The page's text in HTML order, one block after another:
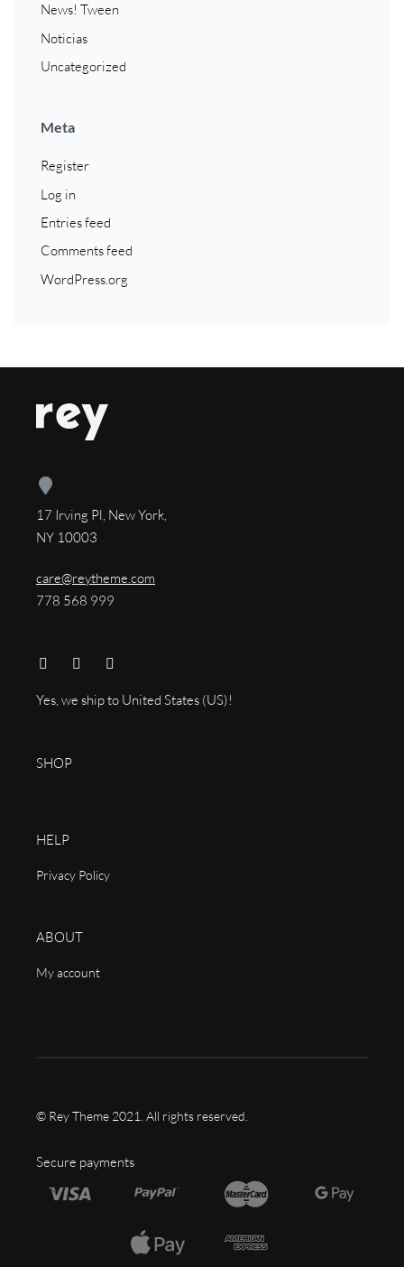
News! Tween
Noticias
Uncategorized
Meta
Register
Log in
Entries feed
Comments feed
WordPress.org
17 Irving Pl, New York,
NY 10003
care@reytheme.com
778 568 999
Yes, we ship to United States (US)!
SHOP
HELP
Privacy Policy
ABOUT
My account
© Rey Theme 2021. All rights reserved.
Secure payments